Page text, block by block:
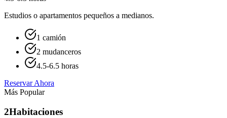
Estudios o apartamentos pequeños a medianos.
1 camión
2 mudanceros
4.5-6.5 horas
Reservar Ahora
Más Popular
2Habitaciones